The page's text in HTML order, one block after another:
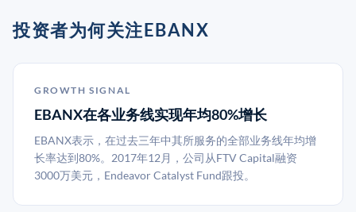
投资者为何关注EBANX
GROWTH SIGNAL
EBANX在各业务线实现年均80%增长
EBANX表示，在过去三年中其所服务的全部业务线年均增
长率达到80%。2017年12月，公司从FTV Capital融资
3000万美元，Endeavor Catalyst Fund跟投。